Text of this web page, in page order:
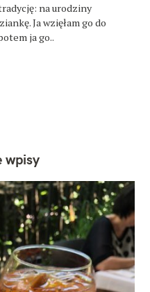
na urodziny
Ja wzięłam go do
ja go..
wpisy